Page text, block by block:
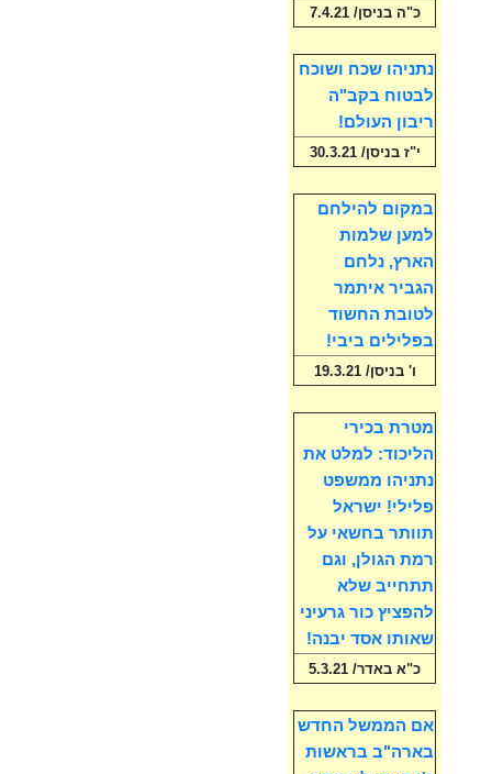
כ"ה בניסן/ 7.4.21
נתניהו שכח ושוכח
לבטוח בקב"ה
ריבון העולם!
י"ז בניסן/ 30.3.21
במקום להילחם
למען שלמות
הארץ, נלחם
הגביר איתמר
לטובת החשוד
בפלילים ביבי!
ו' בניסן/ 19.3.21
מטרת בכירי
הליכוד: למלט את
נתניהו ממשפט
פלילי! ישראל
תוותר בחשאי על
רמת הגולן, וגם
תתחייב שלא
להפציץ כור גרעיני
שאותו אסד יבנה!
כ"א באדר/ 5.3.21
אם הממשל החדש
בארה"ב בראשות